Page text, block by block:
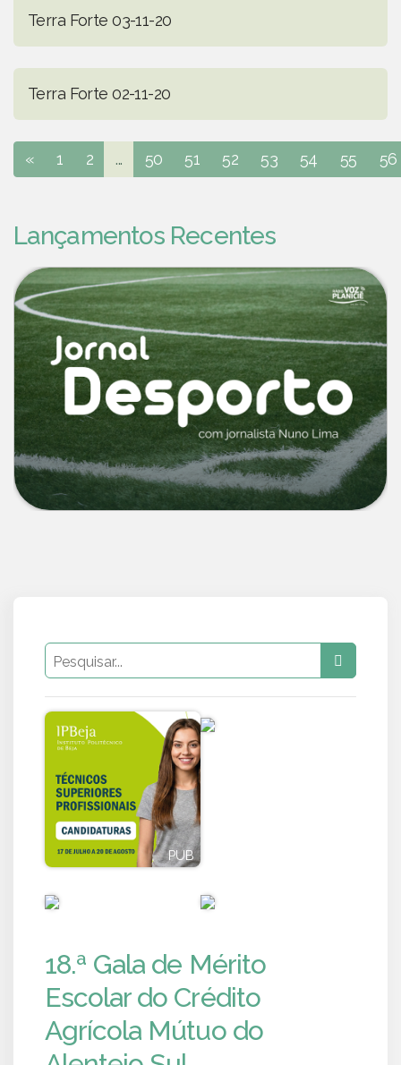
Terra Forte 03-11-20
Terra Forte 02-11-20
« 1 2 ... 50 51 52 53 54 55 56
Lançamentos Recentes
PUB
18.ª Gala de Mérito
Escolar do Crédito
Agrícola Mútuo do